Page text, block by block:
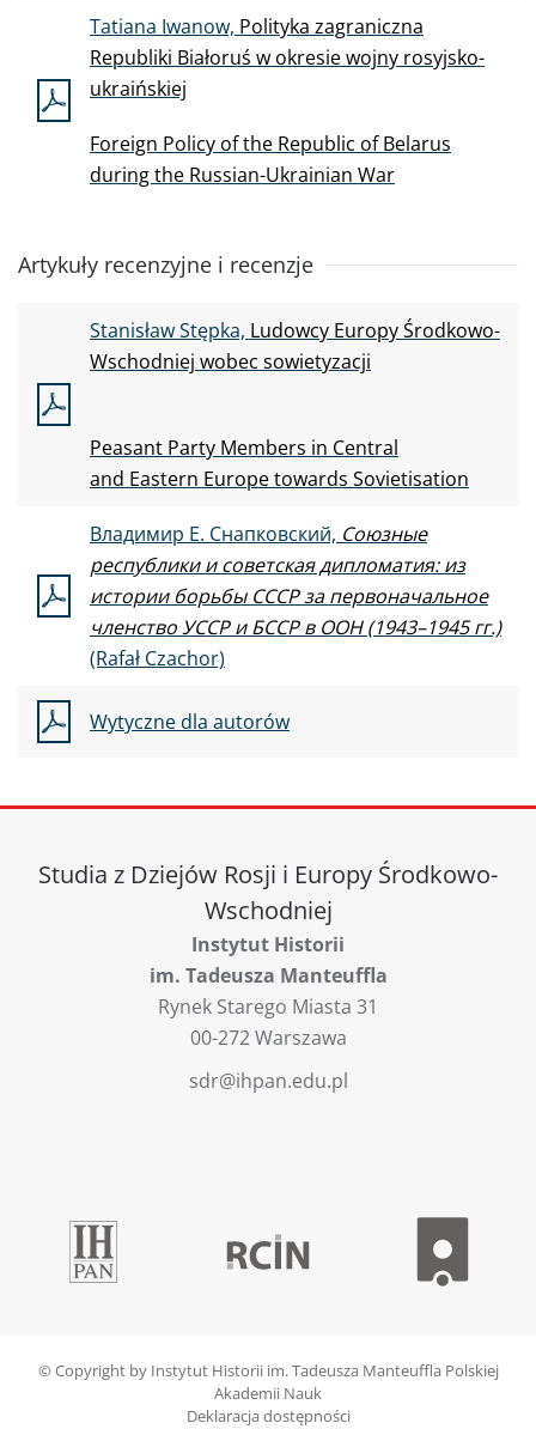
Tatiana Iwanow, Polityka zagraniczna
Republiki Białoruś w okresie wojny rosyjsko-
ukraińskiej
Foreign Policy ofthe Republic of Belarus
during the Russian-Ukrainian War
Artykuły recenzyjne i recenzje
Stanisław Stępka, Ludowcy Europy Środkowo-
Wschodniej wobec sowietyzacji
Peasant Party Members in Central
and Eastern Europe towards Sovietisation
Владимир Е. Снапковский, Союзные
республики и советская дипломатия: из
истории борьбы СССР за первоначальное
членство УССР и БССР в ООН (1943–1945 гг.)
(Rafał Czachor)
Wytyczne dla autorów
Studia z Dziejów Rosji i Europy Środkowo-
Wschodniej
Instytut Historii
im. Tadeusza Manteuffla
Rynek Starego Miasta 31
00-272 Warszawa
sdr@ihpan.edu.pl
© Copyright by Instytut Historii im. Tadeusza Manteuffla Polskiej
Akademii Nauk
Deklaracja dostępności